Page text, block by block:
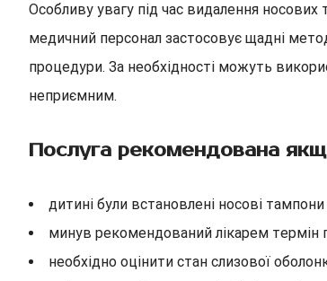
Особливу увагу під час видалення
медичний персонал застосовує щадні
процедури. За необхідності можуть
неприємним.
Послуга рекомендована
дитині були встановлені носові
минув рекомендований лікарем термін
необхідно оцінити стан слизової